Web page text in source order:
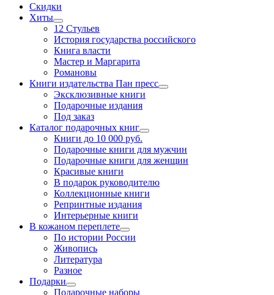
Скидки
Хиты
12 Стульев
История государства российского
Книга власти
Мастер и Маргарита
Романовы
Книги издательства Пан пресс
Эксклюзивные книги
Подарочные издания
Под заказ
Каталог подарочных книг
Книги до 10 000 руб.
Подарочные книги для мужчин
Подарочные книги для женщин
Красивые книги
В подарок руководителю
Коллекционные книги
Репринтные издания
Интерьерные книги
В кожаном переплете
По истории России
Живопись
Литература
Разное
Подарки
Подарочные наборы